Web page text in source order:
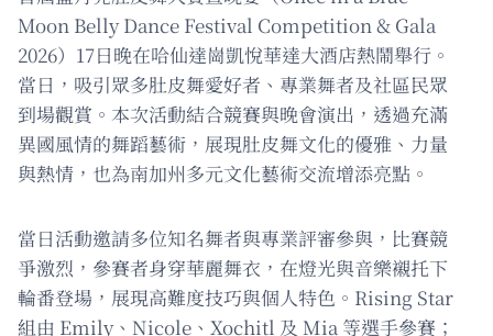
Moon Belly Dance Festival Competition & Gala
2026）17日晚在哈仙達崗凱悅華達大酒店熱鬧舉行。
當日，吸引眾多肚皮舞愛好者、專業舞者及社區民眾
到場觀賞。本次活動結合競賽與晚會演出，透過充滿
異國風情的舞蹈藝術，展現肚皮舞文化的優雅、力量
與熱情，也為南加州多元文化藝術交流增添亮點。
當日活動邀請多位知名舞者與專業評審參與，比賽競
爭激烈，參賽者身穿華麗舞衣，在燈光與音樂襯托下
輪番登場，展現高難度技巧與個人特色。Rising Star
組由 Emily、Nicole、Xochitl 及 Mia 等選手參賽；